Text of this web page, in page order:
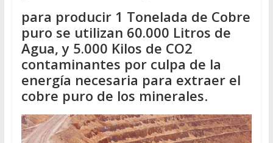
para producir 1 Tonelada de Cobre
puro se utilizan 60.000 Litros de
Agua, y 5.000 Kilos de CO2
contaminantes por culpa de la
energía necesaria para extraer el
cobre puro de los minerales.